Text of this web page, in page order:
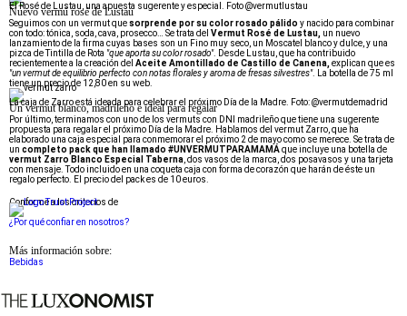
El Rosé de Lustau, una apuesta sugerente y especial. Foto @vermutlustau
Nuevo vermú rosé de Lustau
Seguimos con un vermut quesorprende por su color rosado pálido y nacido para combinar
con todo: tónica, soda, cava, prosecco… Se trata del Vermut Rosé de Lustau, un nuevo
lanzamiento de la firma cuyas bases son un Fino muy seco, un Moscatel blanco y dulce, y una
pizca de Tintilla de Rota "que aporta su color rosado". Desde Lustau, que ha contribuido
recientemente a la creación del Aceite Amontillado de Castillo de Canena, explican que es
"un vermut de equilibrio perfecto con notas florales y aroma de fresas silvestres". La botella de 75 ml
tiene un precio de 12,80 en su web.
La caja de Zarro está ideada para celebrar el próximo Día de la Madre. Foto: @vermutdemadrid
Un vermut blanco, madrileño e ideal para regalar
Por último, terminamos con uno de los vermuts con DNI madrileño que tiene una sugerente
propuesta para regalar el próximo Día de la Madre. Hablamos del vermut Zarro, que ha
elaborado una caja especial para conmemorar el próximo 2 de mayo como se merece. Se trata de
un completo pack que han llamado #UNVERMUTPARAMAMÁque incluye una botella de
vermut Zarro Blanco Especial Taberna , dos vasos de la marca, dos posavasos y una tarjeta
con mensaje. Todo incluido en una coqueta caja con forma de corazón que harán de éste un
regalo perfecto. El precio del pack es de 10 euros.
Conforme a los criterios de
¿Por qué confiar en nosotros?
Más información sobre:
Bebidas